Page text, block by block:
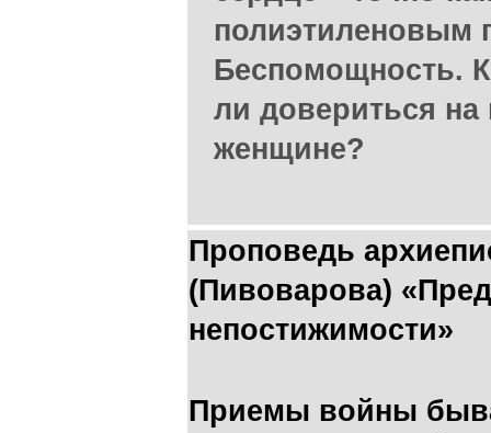
полиэтиленовым
Беспомощность.
ли довериться
женщине?
Проповедь
(Пивоварова)
непостижимости»
Приемы войны